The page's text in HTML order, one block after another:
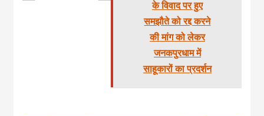
के विवाद पर हुए
समझौते को रद्द करने
की मांग को लेकर
जनकपुरधाम में
साहूकारों का प्रदर्शन